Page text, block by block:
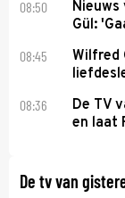
08:50
Nieuws
Gül:
08:45
Wilfred
08:36
De TV
en laat
De tv van